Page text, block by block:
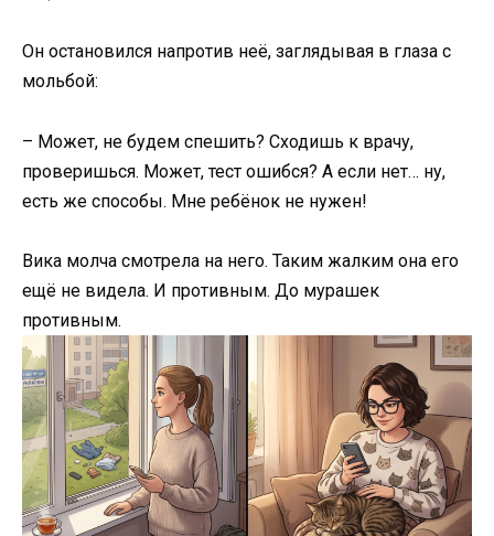
Он остановился напротив неё, заглядывая в глаза с
мольбой:
– Может, не будем спешить? Сходишь к врачу,
проверишься. Может, тест ошибся? А если нет… ну,
есть же способы. Мне ребёнок не нужен!
Вика молча смотрела на него. Таким жалким она его
ещё не видела. И противным. До мурашек
противным.